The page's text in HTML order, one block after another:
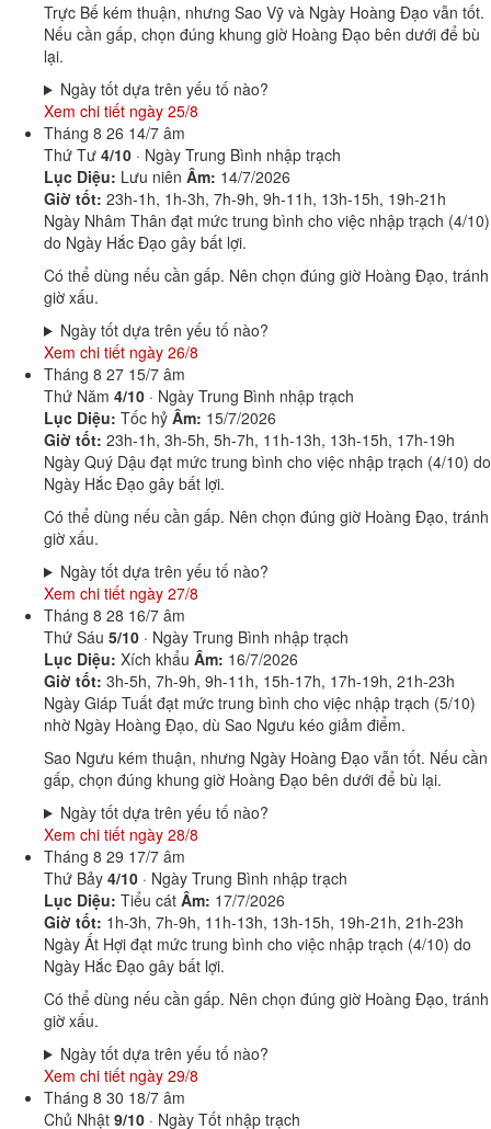
Trực Bế kém thuận, nhưng Sao Vỹ và Ngày Hoàng Đạo vẫn tốt.
Nếu cần gấp, chọn đúng khung giờ Hoàng Đạo bên dưới để bù
lại.
Ngày tốt dựa trên yếu tố nào?
Xem chi tiết ngày 25/8
Tháng 8 26 14/7 âm
Thứ Tư 4/10 · Ngày Trung Bình nhập trạch
Lục Diệu: Lưu niên Âm: 14/7/2026
Giờ tốt: 23h-1h, 1h-3h, 7h-9h, 9h-11h, 13h-15h, 19h-21h
Ngày Nhâm Thân đạt mức trung bình cho việc nhập trạch (4/10)
do Ngày Hắc Đạo gây bất lợi.
Có thể dùng nếu cần gấp. Nên chọn đúng giờ Hoàng Đạo, tránh
giờ xấu.
Ngày tốt dựa trên yếu tố nào?
Xem chi tiết ngày 26/8
Tháng 8 27 15/7 âm
Thứ Năm 4/10 · Ngày Trung Bình nhập trạch
Lục Diệu: Tốc hỷ Âm: 15/7/2026
Giờ tốt: 23h-1h, 3h-5h, 5h-7h, 11h-13h, 13h-15h, 17h-19h
Ngày Quý Dậu đạt mức trung bình cho việc nhập trạch (4/10) do
Ngày Hắc Đạo gây bất lợi.
Có thể dùng nếu cần gấp. Nên chọn đúng giờ Hoàng Đạo, tránh
giờ xấu.
Ngày tốt dựa trên yếu tố nào?
Xem chi tiết ngày 27/8
Tháng 8 28 16/7 âm
Thứ Sáu 5/10 · Ngày Trung Bình nhập trạch
Lục Diệu: Xích khẩu Âm: 16/7/2026
Giờ tốt: 3h-5h, 7h-9h, 9h-11h, 15h-17h, 17h-19h, 21h-23h
Ngày Giáp Tuất đạt mức trung bình cho việc nhập trạch (5/10)
nhờ Ngày Hoàng Đạo, dù Sao Ngưu kéo giảm điểm.
Sao Ngưu kém thuận, nhưng Ngày Hoàng Đạo vẫn tốt. Nếu cần
gấp, chọn đúng khung giờ Hoàng Đạo bên dưới để bù lại.
Ngày tốt dựa trên yếu tố nào?
Xem chi tiết ngày 28/8
Tháng 8 29 17/7 âm
Thứ Bảy 4/10 · Ngày Trung Bình nhập trạch
Lục Diệu: Tiểu cát Âm: 17/7/2026
Giờ tốt: 1h-3h, 7h-9h, 11h-13h, 13h-15h, 19h-21h, 21h-23h
Ngày Ất Hợi đạt mức trung bình cho việc nhập trạch (4/10) do
Ngày Hắc Đạo gây bất lợi.
Có thể dùng nếu cần gấp. Nên chọn đúng giờ Hoàng Đạo, tránh
giờ xấu.
Ngày tốt dựa trên yếu tố nào?
Xem chi tiết ngày 29/8
Tháng 8 30 18/7 âm
Chủ Nhật 9/10 · Ngày Tốt nhập trạch